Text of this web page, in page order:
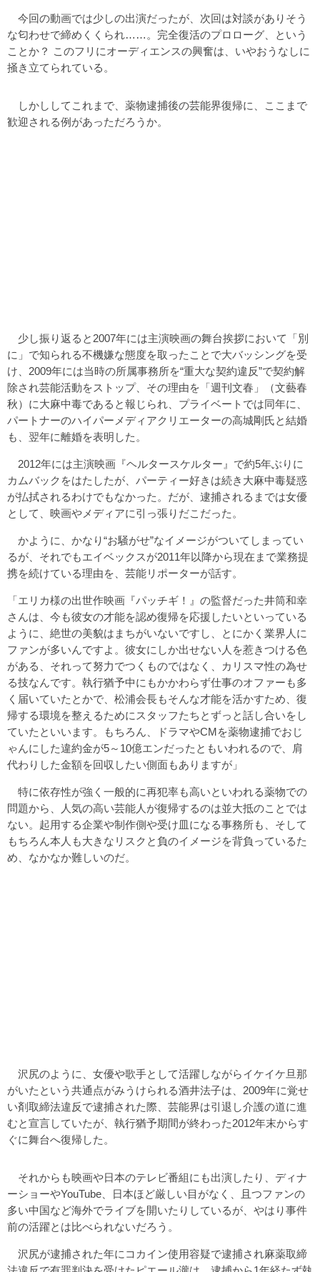
今回の動画では少しの出演だったが、次回は対談がありそう
な匂わせで締めくくられ……。完全復活のプロローグ、という
ことか？ このフリにオーディエンスの興奮は、いやおうなしに
掻き立てられている。
しかししてこれまで、薬物逮捕後の芸能界復帰に、ここまで
歓迎される例があっただろうか。
少し振り返ると2007年には主演映画の舞台挨拶において「別
に」で知られる不機嫌な態度を取ったことで大バッシングを受
け、2009年には当時の所属事務所を“重大な契約違反”で契約解
除され芸能活動をストップ、その理由を「週刊文春」（文藝春
秋）に大麻中毒であると報じられ、プライベートでは同年に、
パートナーのハイパーメディアクリエーターの高城剛氏と結婚
も、翌年に離婚を表明した。
2012年には主演映画『ヘルタースケルター』で約5年ぶりに
カムバックをはたしたが、パーティー好きは続き大麻中毒疑惑
が払拭されるわけでもなかった。だが、逮捕されるまでは女優
として、映画やメディアに引っ張りだこだった。
かように、かなり“お騒がせ”なイメージがついてしまってい
るが、それでもエイベックスが2011年以降から現在まで業務提
携を続けている理由を、芸能リポーターが話す。
「エリカ様の出世作映画『パッチギ！』の監督だった井筒和幸
さんは、今も彼女の才能を認め復帰を応援したいといっている
ように、絶世の美貌はまちがいないですし、とにかく業界人に
ファンが多いんですよ。彼女にしか出せない人を惹きつける色
がある、それって努力でつくものではなく、カリスマ性の為せ
る技なんです。執行猶予中にもかかわらず仕事のオファーも多
く届いていたとかで、松浦会長もそんな才能を活かすため、復
帰する環境を整えるためにスタッフたちとずっと話し合いをし
ていたといいます。もちろん、ドラマやCMを薬物逮捕でおじ
ゃんにした違約金が5～10億エンだったともいわれるので、肩
代わりした金額を回収したい側面もありますが」
特に依存性が強く一般的に再犯率も高いといわれる薬物での
問題から、人気の高い芸能人が復帰するのは並大抵のことでは
ない。起用する企業や制作側や受け皿になる事務所も、そして
もちろん本人も大きなリスクと負のイメージを背負っているた
め、なかなか難しいのだ。
沢尻のように、女優や歌手として活躍しながらイケイケ旦那
がいたという共通点がみうけられる酒井法子は、2009年に覚せ
い剤取締法違反で逮捕された際、芸能界は引退し介護の道に進
むと宣言していたが、執行猶予期間が終わった2012年末からす
ぐに舞台へ復帰した。
それからも映画や日本のテレビ番組にも出演したり、ディナ
ーショーやYouTube、日本ほど厳しい目がなく、且つファンの
多い中国など海外でライブを開いたりしているが、やはり事件
前の活躍とは比べられないだろう。
沢尻が逮捕された年にコカイン使用容疑で逮捕され麻薬取締